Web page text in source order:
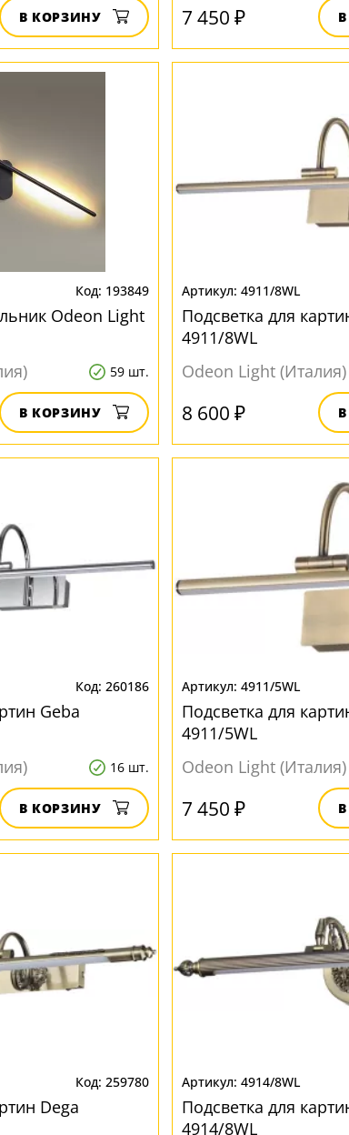
В КОРЗИНУ 7 450 ₽
193849
Odeon Light
59 шт.
В КОРЗИНУ
4911/8WL
Подсветка для
4911/8WL
Odeon Light (Италия)
8 600 ₽
260186
Geba
16 шт.
В КОРЗИНУ
4911/5WL
Подсветка для
4911/5WL
Odeon Light (Италия)
7 450 ₽
259780
Dega
4914/8WL
Подсветка для
4914/8WL